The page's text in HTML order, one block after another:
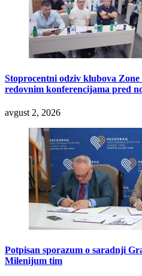
Stoprocentni odziv klubova
redovnim konferencijama pred
avgust 2, 2026
Potpisan sporazum o saradnji
Milenijum tim